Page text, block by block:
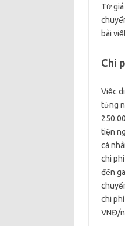
Từ
bài
Chi
Việc
từng
tiện
cá
chi
đến
chi
VNĐ/